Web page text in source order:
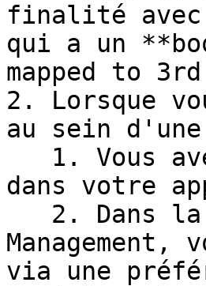
finalité
qui a un
mapped to
2. Lorsque
au sein
dans votre
via une